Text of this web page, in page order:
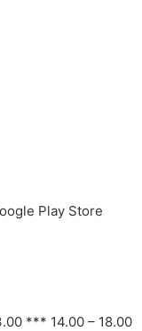
Play Store
*** 14.00 – 18.00